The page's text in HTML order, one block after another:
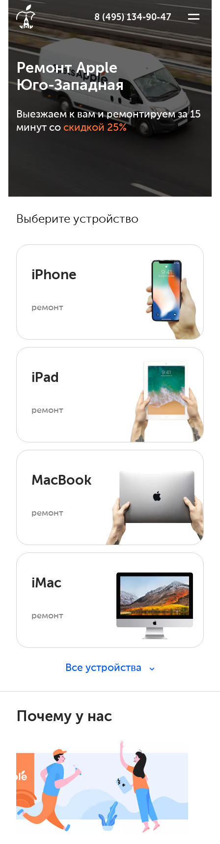
8 (495) 134-90-47
Ремонт Apple
Юго-Западная
Выезжаем к вам и ремонтируем за 15
минут со скидкой 25%
Выберите устройство
iPhone
ремонт
iPad
ремонт
MacBook
ремонт
iMac
ремонт
Все устройства
Почему у нас